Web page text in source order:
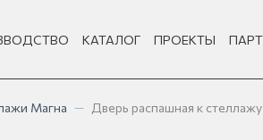
КАТАЛОГ ПРОЕКТЫ
Магна — Дверь распашная к